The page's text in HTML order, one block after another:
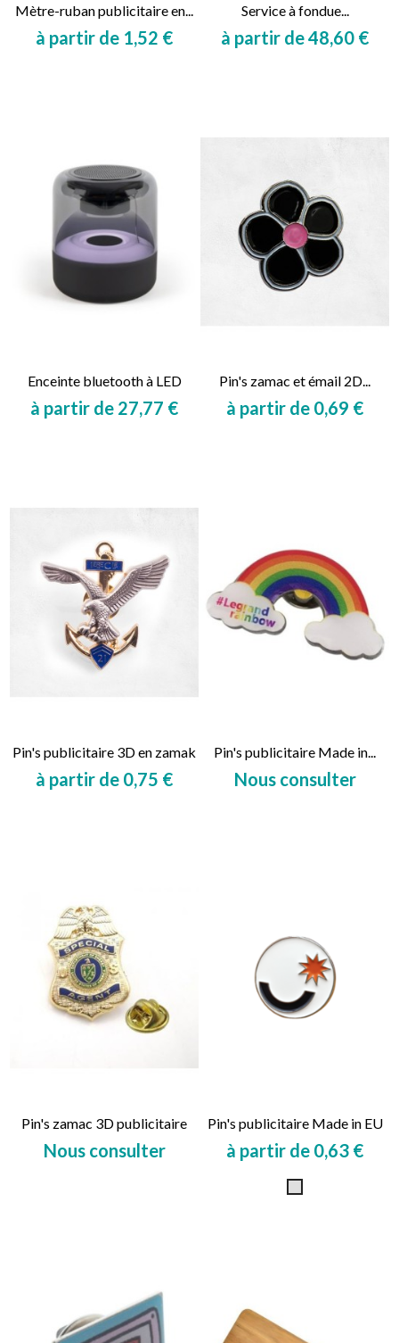
Mètre-ruban publicitaire en...
à partir de 1,52 €
Service à fondue...
à partir de 48,60 €
Enceinte bluetooth à LED
à partir de 27,77 €
Pin's zamac et émail 2D...
à partir de 0,69 €
Pin's publicitaire 3D en zamak
à partir de 0,75 €
Pin's publicitaire Made in...
Nous consulter
Pin's zamac 3D publicitaire
Nous consulter
Pin's publicitaire Made in EU
à partir de 0,63 €